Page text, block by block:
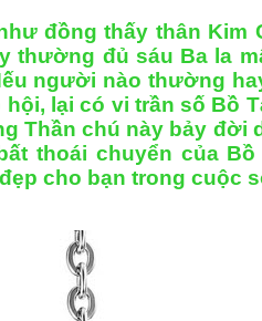
đồng thấy thân Kim
thường đủ sáu Ba la
người nào thường
lại có vi trần số Bồ
Thần chú này bảy đời
thoái chuyển của
cho bạn trong cuộc